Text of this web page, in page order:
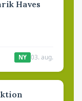
Haves
NY 03. aug.